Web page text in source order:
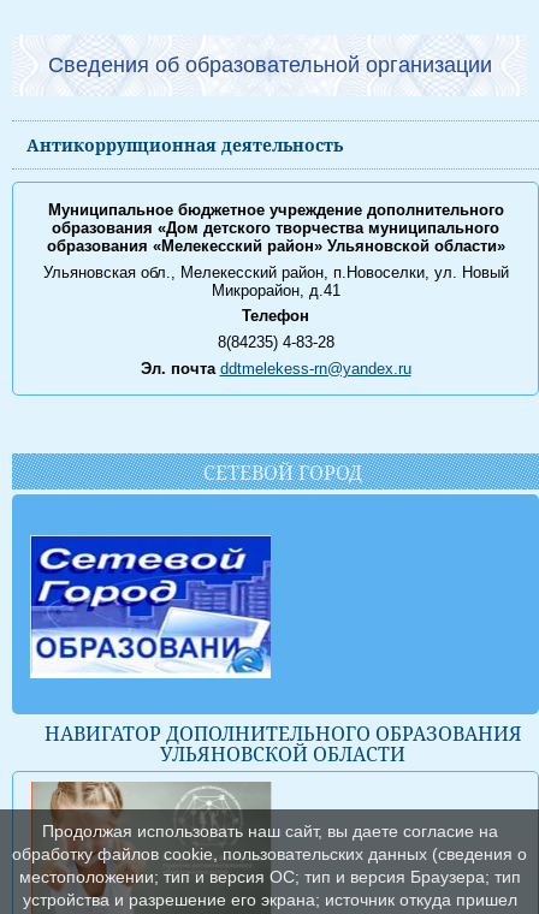
Сведения об образовательной организации
Антикоррупционная деятельность
Муниципальное бюджетное учреждение дополнительного
образования «Дом детского творчества муниципального
образования «Мелекесский район» Ульяновской области»
Ульяновская обл., Мелекесский район, п.Новоселки, ул. Новый
Микрорайон, д.41
Телефон
8(84235) 4-83-28
Эл. почта ddtmelekess-rn@yandex.ru
СЕТЕВОЙ ГОРОД
НАВИГАТОР ДОПОЛНИТЕЛЬНОГО ОБРАЗОВАНИЯ
УЛЬЯНОВСКОЙ ОБЛАСТИ
Продолжая использовать наш сайт, вы даете согласие на
обработку файлов cookie, пользовательских данных (сведения о
местоположении; тип и версия ОС; тип и версия Браузера; тип
устройства и разрешение его экрана; источник откуда пришел